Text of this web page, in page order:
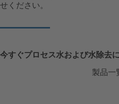
せください。
今すぐプロセス水および水除去
製品一